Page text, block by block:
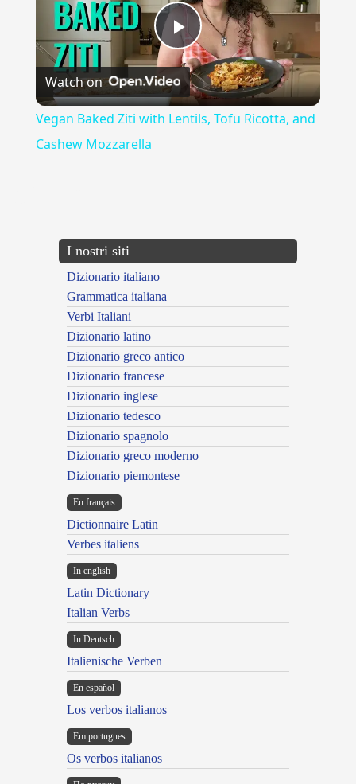
Play
Video
Watch on
Vegan Baked Ziti with Lentils, Tofu Ricotta, and
Cashew Mozzarella
I nostri siti
Dizionario italiano
Grammatica italiana
Verbi Italiani
Dizionario latino
Dizionario greco antico
Dizionario francese
Dizionario inglese
Dizionario tedesco
Dizionario spagnolo
Dizionario greco moderno
Dizionario piemontese
En français
Dictionnaire Latin
Verbes italiens
In english
Latin Dictionary
Italian Verbs
In Deutsch
Italienische Verben
En español
Los verbos italianos
Em portugues
Os verbos italianos